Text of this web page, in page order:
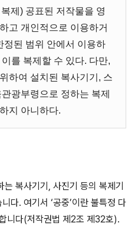
제) 공표된 저작물을 영
고 개인적으로 이용하거
정된 범위 안에서 이용하
를 복제할 수 있다. 다만,
하여 설치된 복사기기, 스
광부령으로 정하는 복제
지 아니하다.
복사기기 , 사진기 등의 복제기
니다. 여기서 ‘공중’이란 불특정 다
니다(저작권법 제 2조 제 32호).